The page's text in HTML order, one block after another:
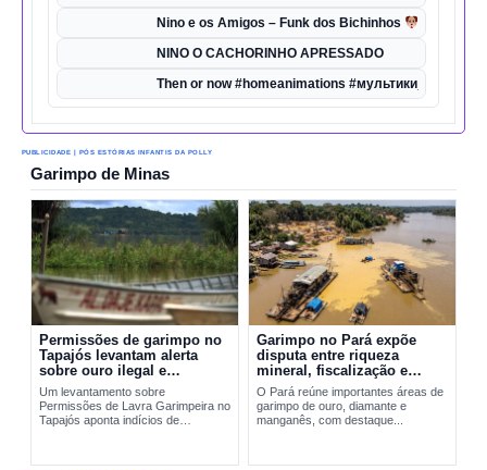
Nino e os Amigos – Funk dos Bichinhos
NINO O CACHORINHO APRESSADO
Then or now #homeanimations
PUBLICIDADE | PÓS ESTÓRIAS INFANTIS DA POLLY
Garimpo de Minas
Permissões de garimpo no
Tapajós levantam alerta
sobre ouro ilegal e
contaminação por mercúrio
Um levantamento sobre
Permissões de Lavra Garimpeira no
Tapajós aponta indícios de
amplia preocupações sobre...
Garimpo no Pará expõe
disputa entre riqueza
mineral, fiscalização e
riscos ambientais
O Pará reúne importantes áreas de
garimpo de ouro, diamante e
manganês, com destaque...